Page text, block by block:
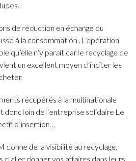
de réduction en échange du
à la consommation . L’opération
qu’elle n’y parait car le recyclage de
un excellent moyen d’inciter les
récupérés à la multinationale
donc loin de l’entreprise solidaire Le
d’insertion…
donne de la visibilité au recyclage,
d’aller donner vos affaires dans leurs